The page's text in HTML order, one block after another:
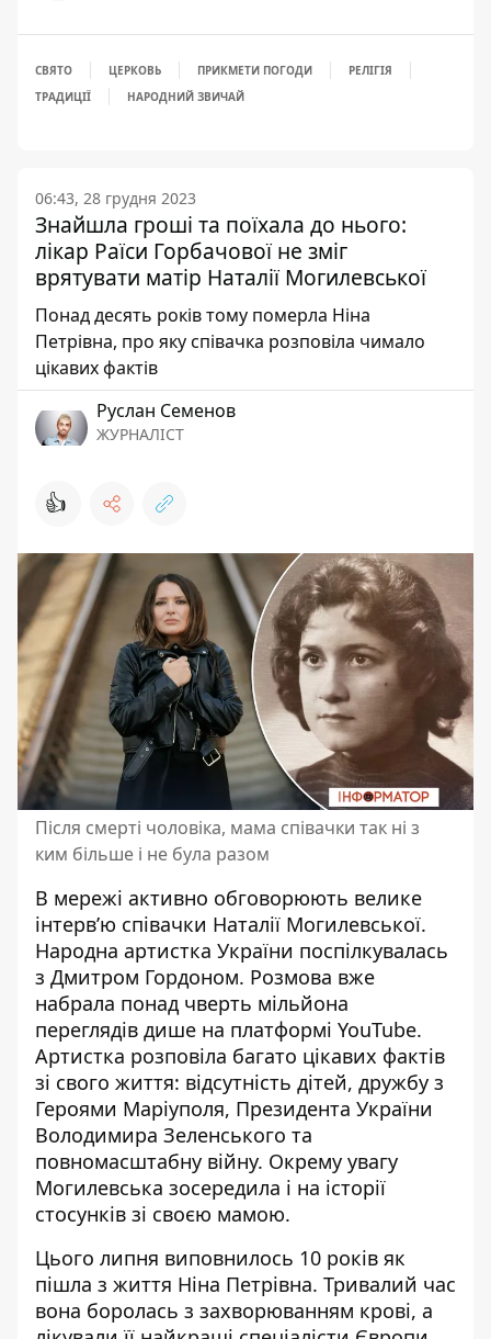
СВЯТО ЦЕРКОВЬ ПРИКМЕТИ ПОГОДИ
РЕЛІГІЯ
ТРАДИЦІЇ
НАРОДНИЙ ЗВИЧАЙ
06:43, 28 грудня 2023
Знайшла гроші та поїхала до нього:
лікар Раїси Горбачової не зміг
врятувати матір Наталії Могилевської
Понад десять років тому померла Ніна
Петрівна, про яку співачка розповіла чимало
цікавих фактів
Руслан Семенов
ЖУРНАЛІСТ
👍
Після смерті чоловіка, мама співачки так ні з
ким більше і не була разом
В мережі активно обговорюють велике
інтерв’ю співачки Наталії Могилевської.
Народна артистка України поспілкувалась
з Дмитром Гордоном. Розмова вже
набрала понад чверть мільйона
переглядів дише на платформі YouTube.
Артистка розповіла багато цікавих фактів
зі свого життя: відсутність дітей, дружбу з
Героями Маріуполя, Президента України
Володимира Зеленського та
повномасштабну війну. Окрему увагу
Могилевська зосередила і на історії
стосунків зі своєю мамою.
Цього липня виповнилось 10 років як
пішла з життя Ніна Петрівна. Тривалий час
вона боролась з захворюванням крові, а